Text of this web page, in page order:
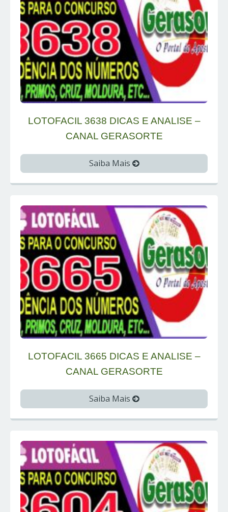
LOTOFACIL 3638 DICAS E ANALISE –
CANAL GERASORTE
Saiba Mais
LOTOFACIL 3665 DICAS E ANALISE –
CANAL GERASORTE
Saiba Mais